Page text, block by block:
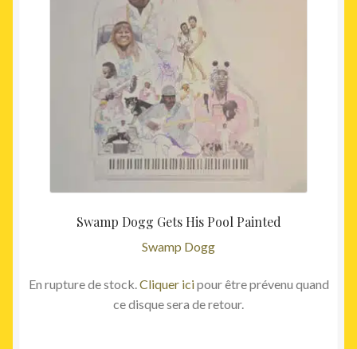
Swamp Dogg Gets His Pool Painted
Swamp Dogg
En rupture de stock.Cliquer icipour être prévenu quand
ce disque sera de retour.